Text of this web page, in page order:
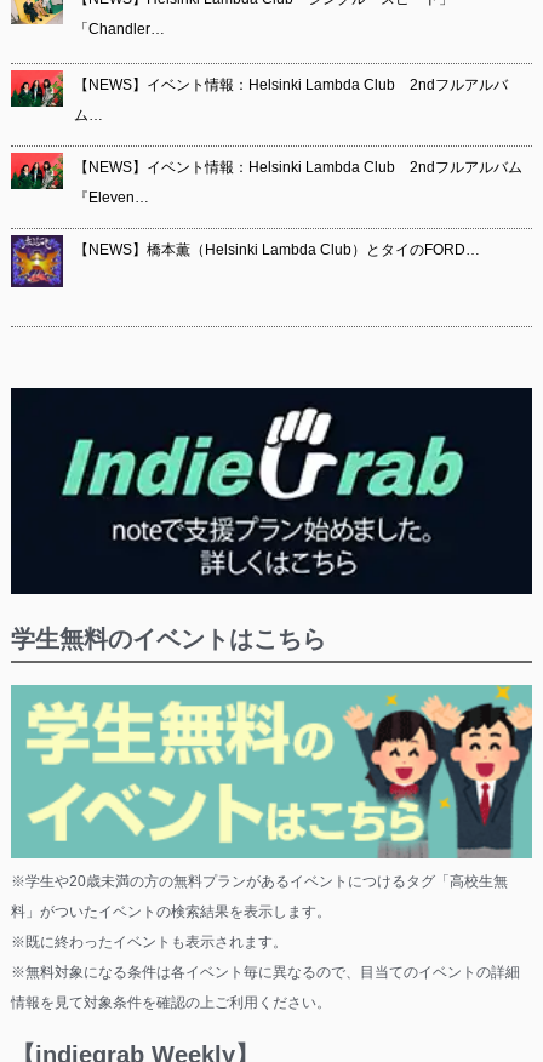
「Chandler…
【NEWS】イベント情報：Helsinki Lambda Club 2ndフルアルバ
ム…
【NEWS】イベント情報：Helsinki Lambda Club 2ndフルアルバム
『Eleven…
【NEWS】橋本薫（Helsinki Lambda Club）とタイのFORD…
学生無料のイベントはこちら
※学生や20歳未満の方の無料プランがあるイベントにつけるタグ「高校生無
料」がついたイベントの検索結果を表示します。
※既に終わったイベントも表示されます。
※無料対象になる条件は各イベント毎に異なるので、目当てのイベントの詳細
情報を見て対象条件を確認の上ご利用ください。
【indiegrab Weekly】